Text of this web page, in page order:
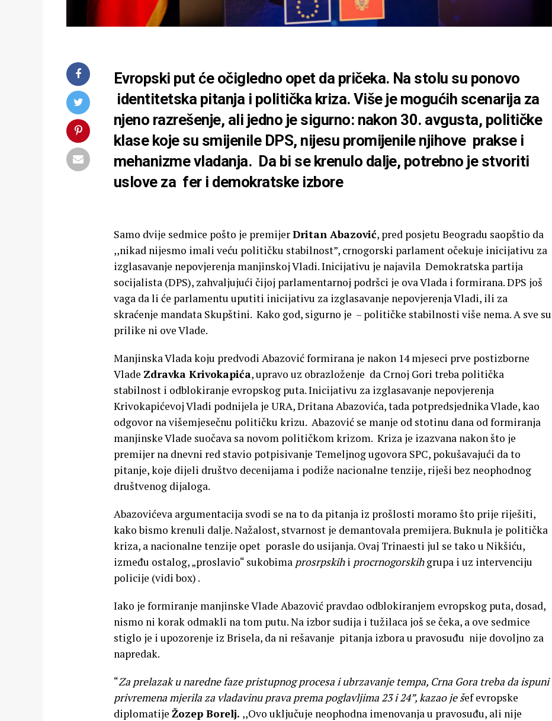
Evropski put će očigledno opet da pričeka. Na stolu su ponovo
identitetska pitanja i politička kriza. Više je mogućih scenarija za
njeno razrešenje, ali jedno je sigurno: nakon 30. avgusta, političke
klase koje su smijenile DPS, nijesu promijenile njihove prakse i
mehanizme vladanja. Da bi se krenulo dalje, potrebno je stvoriti
uslove za fer i demokratske izbore
Samo dvije sedmice pošto je premijerDritan Abazović, pred posjetu Beogradu saopštio da
,,nikad nijesmo imali veću političku stabilnost”, crnogorski parlament očekuje inicijativu za
izglasavanje nepovjerenja manjinskoj Vladi. Inicijativu je najavila Demokratska partija
socijalista (DPS), zahvaljujući čijoj parlamentarnoj podršci je ova Vlada i formirana. DPS još
vaga da li će parlamentu uputiti inicijativu za izglasavanje nepovjerenja Vladi, ili za
skraćenje mandata Skupštini. Kako god, sigurno je – političke stabilnosti više nema. A sve su
prilike ni ove Vlade.
Manjinska Vlada koju predvodi Abazović formirana je nakon 14 mjeseci prve postizborne
Vlade Zdravka Krivokapića, upravo uz obrazloženje da Crnoj Gori treba politička
stabilnost i odblokiranje evropskog puta. Inicijativu za izglasavanje nepovjerenja
Krivokapićevoj Vladi podnijela je URA, Dritana Abazovića, tada potpredsjednika Vlade, kao
odgovor na višemjesečnu političku krizu. Abazović se manje od stotinu dana od formiranja
manjinske Vlade suočava sa novom političkom krizom. Kriza je izazvana nakon što je
premijer na dnevni red stavio potpisivanje Temeljnog ugovora SPC, pokušavajući da to
pitanje, koje dijeli društvo decenijama i podiže nacionalne tenzije, riješi bez neophodnog
društvenog dijaloga.
Abazovićeva argumentacija svodi se na to da pitanja iz prošlosti moramo što prije riješiti,
kako bismo krenuli dalje. Nažalost, stvarnost je demantovala premijera. Buknula je politička
kriza, a nacionalne tenzije opet porasle do usijanja. Ovaj Trinaesti jul se tako u Nikšiću,
između ostalog, „proslavio“ sukobima prosrpskihi procrnogorskihgrupa i uz intervenciju
policije (vidi box) .
Iako je formiranje manjinske Vlade Abazović pravdao odblokiranjem evropskog puta, dosad,
nismo ni korak odmakli na tom putu. Na izbor sudija i tužilaca još se čeka, a ove sedmice
stiglo je i upozorenje iz Brisela, da ni rešavanje pitanja izbora u pravosuđu nije dovoljno za
napredak.
“Za prelazak u naredne faze pristupnog procesa i ubrzavanje tempa, Crna Gora treba da ispuni
privremena mjerila za vladavinu prava prema poglavljima 23 i 24”, kazao je šef evropske
diplomatije Žozep Borelj. ,,Ovo uključuje neophodna imenovanja u pravosuđu, ali nije